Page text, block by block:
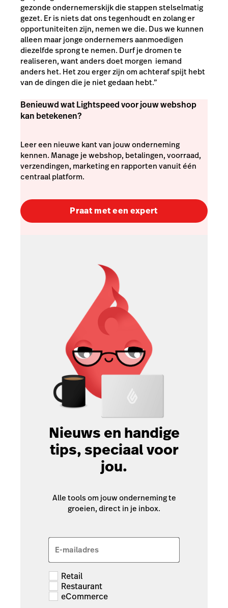
gezonde ondernemerskijk die stappen stelselmatig
gezet. Er is niets dat ons tegenhoudt en zolang er
opportuniteiten zijn, nemen we die. Dus we kunnen
alleen maar jonge ondernemers aanmoedigen
diezelfde sprong te nemen. Durf je dromen te
realiseren, want anders doet morgen iemand
anders het. Het zou erger zijn om achteraf spijt hebt
van de dingen die je niet gedaan hebt.”
Benieuwd wat Lightspeed voor jouw webshop
kan betekenen?
Leer een nieuwe kant van jouw onderneming
kennen. Manage je webshop, betalingen, voorraad,
verzendingen, marketing en rapporten vanuit één
centraal platform.
Praat met een expert
Nieuws en handige
tips, speciaal voor
jou.
Alle tools om jouw onderneming te
groeien, direct in je inbox.
E-mailadres
Retail
Restaurant
eCommerce